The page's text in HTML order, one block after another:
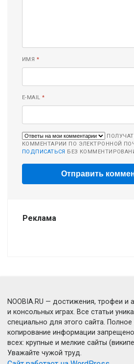
ИМЯ *
E-MAIL*
КОММЕНТАРИИ ПО ЭЛЕКТРОННОЙ
ПОДПИСАТЬСЯ БЕЗ
Реклама
NOOBIA.RU — достижения, трофеи и
и консольных играх. Все статьи
специально для этого сайта. Полное
копирование информации
всех: крупные и мелкие сайты
Уважайте чужой труд.